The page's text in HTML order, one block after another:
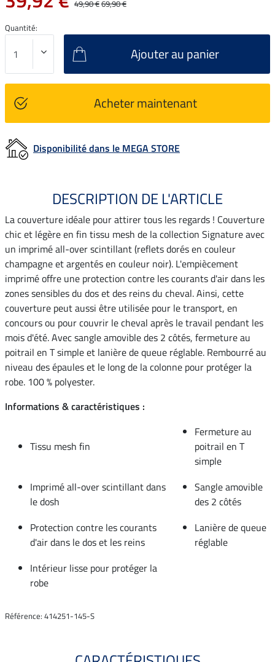
49,90 €69,90 €
Quantité:
Ajouter au panier
Acheter maintenant
Disponibilité dans le MEGA STORE
DESCRIPTION DE L'ARTICLE
La couverture idéale pour attirer tous les regards ! Couverture
chic et légère en fin tissu mesh de la collection Signature avec
un imprimé all-over scintillant (reflets dorés en couleur
champagne et argentés en couleur noir). L'empiècement
imprimé offre une protection contre les courants d'air dans les
zones sensibles du dos et des reins du cheval. Ainsi, cette
couverture peut aussi être utilisée pour le transport, en
concours ou pour couvrir le cheval après le travail pendant les
mois d'été. Avec sangle amovible des 2 côtés, fermeture au
poitrail en T simple et lanière de queue réglable. Rembourré au
niveau des épaules et le long de la colonne pour protéger la
robe. 100 % polyester.
Informations & caractéristiques :
Tissu mesh fin
Fermeture au
poitrail en T
simple
Imprimé all-over scintillant dans
le dosh
Sangle amovible
des 2 côtés
Protection contre les courants
d'air dans le dos et les reins
Lanière de queue
réglable
Intérieur lisse pour protéger la
robe
Référence: 414251-145-S